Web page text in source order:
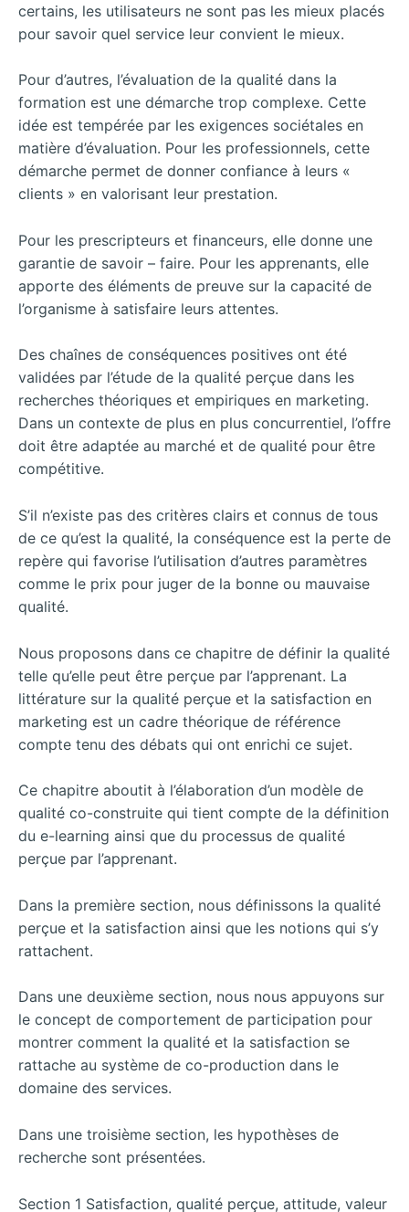
certains, les utilisateurs ne sont pas les mieux placés
pour savoir quel service leur convient le mieux.
Pour d’autres, l’évaluation de la qualité dans la
formation est une démarche trop complexe. Cette
idée est tempérée par les exigences sociétales en
matière d’évaluation. Pour les professionnels, cette
démarche permet de donner confiance à leurs «
clients » en valorisant leur prestation.
Pour les prescripteurs et financeurs, elle donne une
garantie de savoir – faire. Pour les apprenants, elle
apporte des éléments de preuve sur la capacité de
l’organisme à satisfaire leurs attentes.
Des chaînes de conséquences positives ont été
validées par l’étude de la qualité perçue dans les
recherches théoriques et empiriques en marketing.
Dans un contexte de plus en plus concurrentiel, l’offre
doit être adaptée au marché et de qualité pour être
compétitive.
S’il n’existe pas des critères clairs et connus de tous
de ce qu’est la qualité, la conséquence est la perte de
repère qui favorise l’utilisation d’autres paramètres
comme le prix pour juger de la bonne ou mauvaise
qualité.
Nous proposons dans ce chapitre de définir la qualité
telle qu’elle peut être perçue par l’apprenant. La
littérature sur la qualité perçue et la satisfaction en
marketing est un cadre théorique de référence
compte tenu des débats qui ont enrichi ce sujet.
Ce chapitre aboutit à l’élaboration d’un modèle de
qualité co-construite qui tient compte de la définition
du e-learning ainsi que du processus de qualité
perçue par l’apprenant.
Dans la première section, nous définissons la qualité
perçue et la satisfaction ainsi que les notions qui s’y
rattachent.
Dans une deuxième section, nous nous appuyons sur
le concept de comportement de participation pour
montrer comment la qualité et la satisfaction se
rattache au système de co-production dans le
domaine des services.
Dans une troisième section, les hypothèses de
recherche sont présentées.
Section 1 Satisfaction, qualité perçue, attitude, valeur